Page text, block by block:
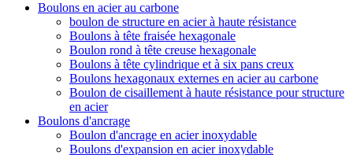
Boulons en acier au carbone
boulon de structure en acier à haute résistance
Boulons à tête fraisée hexagonale
Boulon rond à tête creuse hexagonale
Boulons à tête cylindrique et à six pans creux
Boulons hexagonaux externes en acier au carbone
Boulon de cisaillement à haute résistance pour structure
en acier
Boulons d'ancrage
Boulon d'ancrage en acier inoxydable
Boulons d'expansion en acier inoxydable